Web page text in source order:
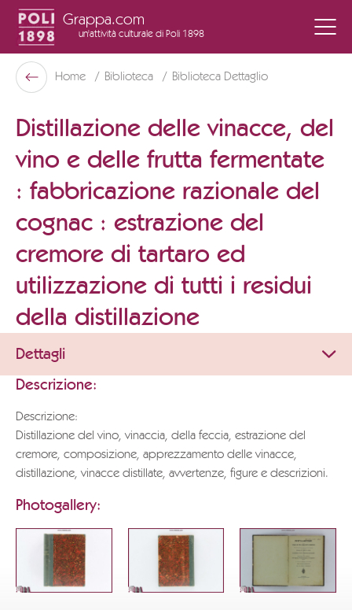
Grappa.com
un'attività culturale di Poli 1898
Poli Museo Della Grappa
Indietro
Home Biblioteca Biblioteca Dettaglio
Distillazione delle vinacce, del
vino e delle frutta fermentate
: fabbricazione razionale del
cognac : estrazione del
cremore di tartaro ed
utilizzazione di tutti i residui
della distillazione
Dettagli
Descrizione:
Descrizione:
Distillazione del vino, vinaccia, della feccia, estrazione del
cremore, composizione, apprezzamento delle vinacce,
distillazione, vinacce distillate, avvertenze, figure e descrizioni.
Photogallery: